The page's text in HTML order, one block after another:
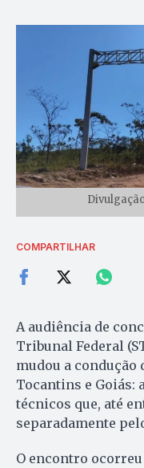
COMPARTILHAR
A audiência de
Tribunal Federal
mudou a
Tocantins e Goiás:
técnicos que, até
separadamente
O encontro